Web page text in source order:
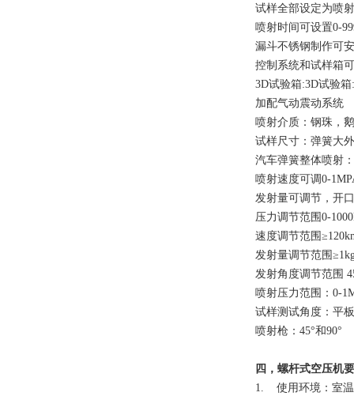
试样全部设定为喷
喷射时间可设置0-
漏斗不锈钢制作可
控制系统和试样箱
3D试验箱:3D试验
加配气动震动系统
喷射介质：钢珠，
试样尺寸：弹簧大
汽车弹簧整体喷射
喷射速度可调0-
发射量可调节，开
压力调节范围0-
速度调节范围
发射量调节范围
发射角度调节范围
喷射压力范围：0-
试样测试角度：平
喷射枪：45°和90°
四，螺杆式空压机
1. 使用环境：室温